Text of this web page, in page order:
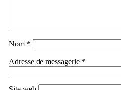
Nom *
Adresse de messagerie *